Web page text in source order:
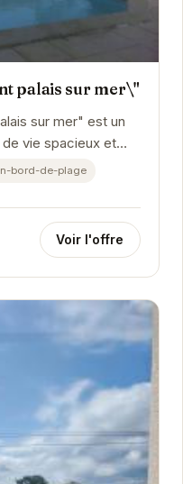
palais sur mer\"
sur mer" est un
vie spacieux et
luxuriant.
bord-de-plage
Voir l'offre